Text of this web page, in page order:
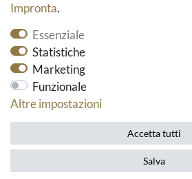
* Tutti i prezzi includono
aggiunto ed escludono le
Impronta.
Essenziale
Statistiche
Marketing
Funzionale
Altre impostazioni
Accetta tutti
Salva